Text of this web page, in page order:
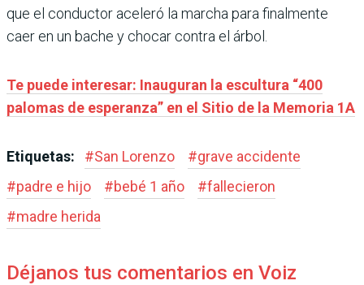
que el conductor aceleró la marcha para finalmente
caer en un bache y chocar contra el árbol.
Te puede interesar: Inauguran la escultura “400
palomas de esperanza” en el Sitio de la Memoria 1A
Etiquetas: #San Lorenzo #grave accidente
#padre e hijo #bebé 1 año #fallecieron
#madre herida
Déjanos tus comentarios en Voiz